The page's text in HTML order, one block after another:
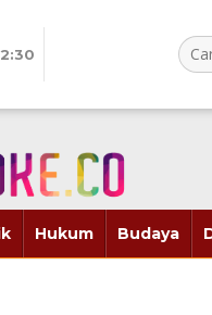
Hukum Budaya